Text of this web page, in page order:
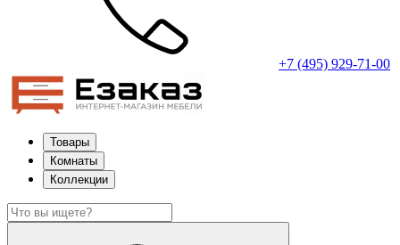
+7 (495) 929-71-00
Товары
Комнаты
Коллекции